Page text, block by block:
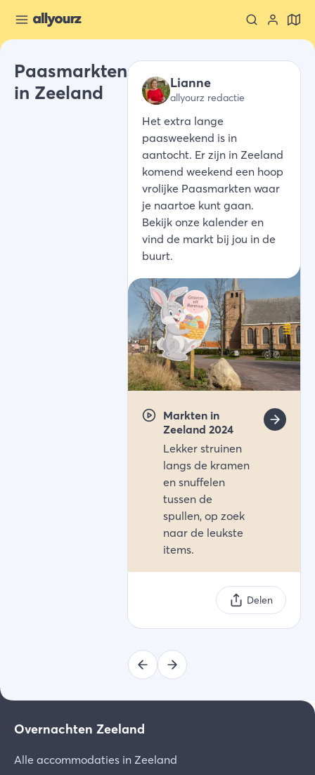
Paasmarkten
in Zeeland
Lianne
allyourz redactie
Het extra lange
paasweekend is in
aantocht. Er zijn in Zeeland
komend weekend een hoop
vrolijke Paasmarkten waar
je naartoe kunt gaan.
Bekijk onze kalender en
vind de markt bij jou in de
buurt.
Markten in
Zeeland 2024
Lekker struinen
langs de kramen
en snuffelen
tussen de
spullen, op zoek
naar de leukste
items.
Delen
Overnachten Zeeland
Alle accommodaties in Zeeland